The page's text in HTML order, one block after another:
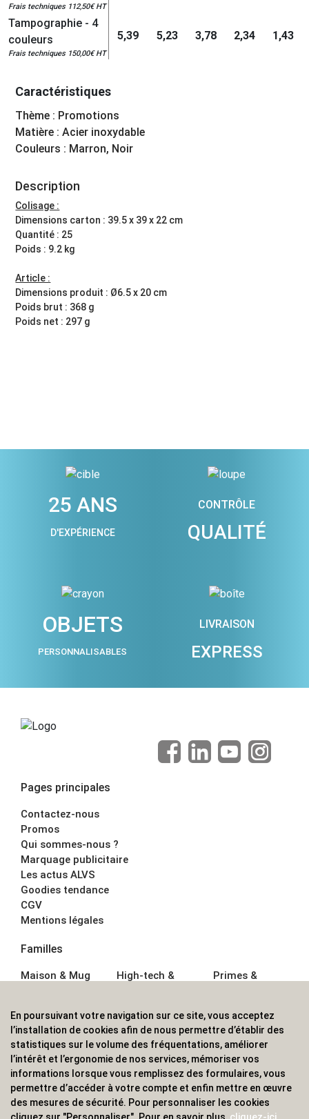
Frais techniques 112,50€ HT
Tampographie - 4
couleurs
Frais techniques 150,00€ HT
5,39 5,23 3,78 2,34 1,43
Caractéristiques
Thème : Promotions
Matière : Acier inoxydable
Couleurs : Marron, Noir
Description
Colisage :
Dimensions carton : 39.5 x 39 x 22 cm
Quantité : 25
Poids : 9.2 kg
Article :
Dimensions produit : Ø6.5 x 20 cm
Poids brut : 368 g
Poids net : 297 g
25 ANS
D'EXPÉRIENCE
CONTRÔLE
QUALITÉ
OBJETS
PERSONNALISABLES
LIVRAISON
EXPRESS
Pages principales
Contactez-nous
Promos
Qui sommes-nous ?
Marquage publicitaire
Les actus ALVS
Goodies tendance
CGV
Mentions légales
Familles
Maison & Mug
Écriture
Bagagerie sacs
High-tech &
Sport &
Outdoor
Enfant
Primes &
Boisson
Textile &
Casquette
Accessoires de
ALVS, fournisseur d'objets publicitaires, pour les
En poursuivant votre navigation sur ce site, vous acceptez
l’installation de cookies afin de nous permettre d’établir des
statistiques sur le volume des fréquentations, améliorer
l’intérêt et l’ergonomie de nos services, mémoriser vos
informations lorsque vous remplissez des formulaires, vous
permettre d’accéder à votre compte et enfin mettre en œuvre
des mesures de sécurité. Pour personnaliser les cookies